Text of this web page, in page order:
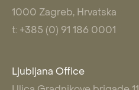
1000 Zagreb, Hrvatska
t: +385 (0) 91 186 0001
Ljubljana Office